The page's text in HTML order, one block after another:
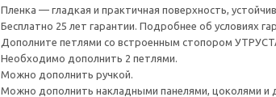
Пленка — гладкая и практичная поверхность,
Бесплатно 25 лет гарантии. Подробнее об условиях
Дополните петлями со встроенным стопором
Необходимо дополнить 2 петлями.
Можно дополнить ручкой.
Можно дополнить накладными панелями, цоколями